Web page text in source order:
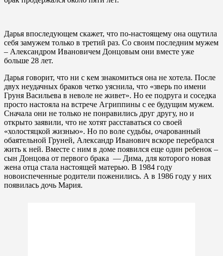
Дарья впоследующем скажет, что по-настоящему она ощутила
себя замужем только в третий раз. Со своим последним мужем
– Александром Ивановичем Донцовым они вместе уже
больше 28 лет.
Дарья говорит, что ни с кем знакомиться она не хотела. После
двух неудачных браков четко уяснила, что «зверь по имени
Груня Васильева в неволе не живет». Но ее подруга и соседка
просто настояла на встрече Агриппины с ее будущим мужем.
Сначала они не только не понравились друг другу, но и
открыто заявили, что не хотят расставаться со своей
«холостяцкой жизнью». Но по воле судьбы, очарованный
обаятельной Груней, Александр Иванович вскоре перебрался
жить к ней. Вместе с ним в доме появился еще один ребенок –
сын Донцова от первого брака — Дима, для которого новая
жена отца стала настоящей матерью. В 1984 году
новоиспеченные родители поженились. А в 1986 году у них
появилась дочь Мария.